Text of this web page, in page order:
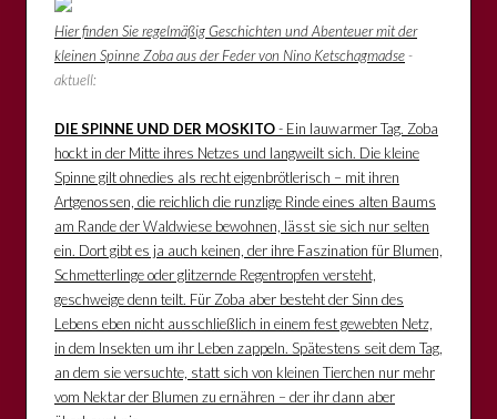
Hier finden Sie regelmäßig Geschichten und Abenteuer mit der
kleinen Spinne Zoba aus der Feder von Nino Ketschagmadse-
aktuell:
DIE SPINNE UND DER MOSKITO- Ein lauwarmer Tag. Zoba
hockt in der Mitte ihres Netzes und langweilt sich. Die kleine
Spinne gilt ohnedies als recht eigenbrötlerisch – mit ihren
Artgenossen, die reichlich die runzlige Rinde eines alten Baums
am Rande der Waldwiese bewohnen, lässt sie sich nur selten
ein. Dort gibt es ja auch keinen, der ihre Faszination für Blumen,
Schmetterlinge oder glitzernde Regentropfen versteht,
geschweige denn teilt. Für Zoba aber besteht der Sinn des
Lebens eben nicht ausschließlich in einem fest gewebten Netz,
in dem Insekten um ihr Leben zappeln. Spätestens seit dem Tag,
an dem sie versuchte, statt sich von kleinen Tierchen nur mehr
vom Nektar der Blumen zu ernähren – der ihr dann aber